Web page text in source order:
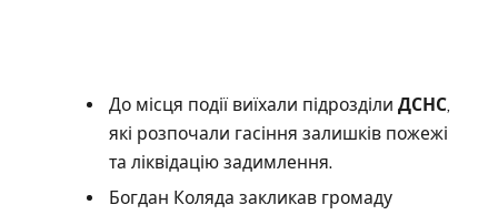
До місця події виїхали підрозділи ДСНС
які розпочали гасіння залишків пожежі
та ліквідацію задимлення.
Богдан Коляда закликав громаду